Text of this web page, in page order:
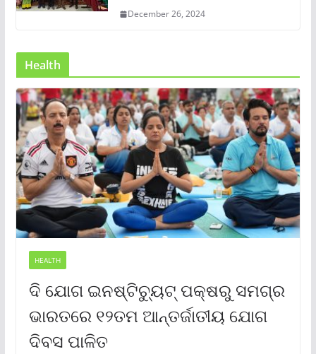
December 26, 2024
Health
HEALTH
ଦି ଯୋଗ ଇନଷ୍ଟିଚ୍ୟୁଟ୍ ପକ୍ଷରୁ ସମଗ୍ର
ଭାରତରେ ୧୨ତମ ଆନ୍ତର୍ଜାତୀୟ ଯୋଗ
ଦିବସ ପାଳିତ